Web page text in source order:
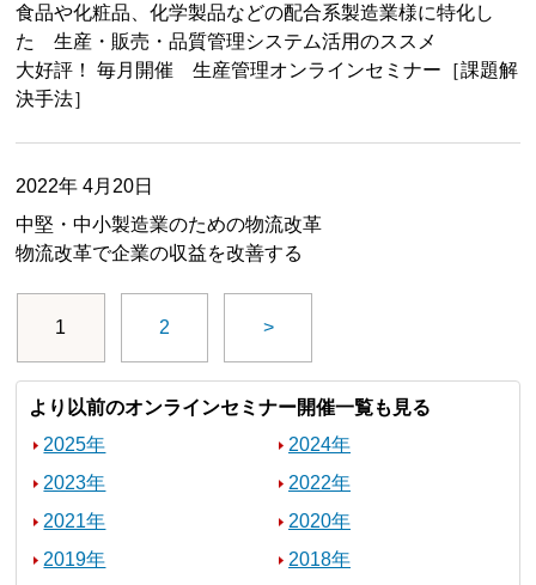
食品や化粧品、化学製品などの配合系製造業様に特化し
た 生産・販売・品質管理システム活用のススメ
大好評！ 毎月開催 生産管理オンラインセミナー［課題解
決手法］
2022年 4月20日
中堅・中小製造業のための物流改革
物流改革で企業の収益を改善する
1 2 >
より以前のオンラインセミナー開催一覧も見る
2025年
2024年
2023年
2022年
2021年
2020年
2019年
2018年